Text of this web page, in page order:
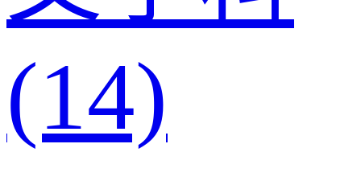
(14)